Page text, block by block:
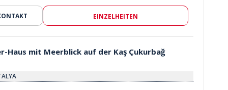
EINZELHEITEN
Haus mit Meerblick auf der Kaş Çukurbağ